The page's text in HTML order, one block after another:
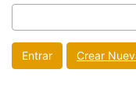
Crear